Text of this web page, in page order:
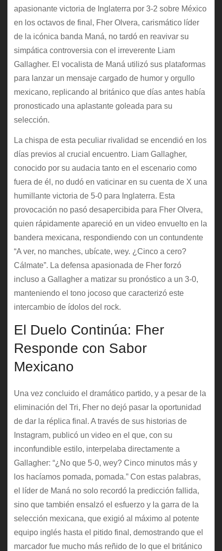
apasionante victoria de Inglaterra por 3-2 sobre México
en los octavos de final, Fher Olvera, carismático líder
de la icónica banda Maná, no tardó en reavivar su
simpática controversia con el irreverente Liam
Gallagher. El vocalista de Maná utilizó sus plataformas
para lanzar un mensaje cargado de humor y orgullo
mexicano, replicando al británico que días antes había
pronosticado una aplastante goleada para su
selección.
La chispa de esta peculiar rivalidad se encendió en los
días previos al crucial encuentro. Liam Gallagher,
conocido por su audacia tanto en el escenario como
fuera de él, no dudó en vaticinar en su cuenta de X una
humillante victoria de 5-0 para Inglaterra. Esta
provocación no pasó desapercibida para Fher Olvera,
quien rápidamente apareció en un video envuelto en la
bandera mexicana, respondiendo con un contundente
“A ver, no manches, ubícate, wey. ¿Cinco a cero?
Cálmate”. La defensa apasionada de Fher forzó
incluso a Gallagher a matizar su pronóstico a un 3-0,
manteniendo el tono jocoso que caracterizó este
intercambio de ídolos del rock.
El Duelo Continúa: Fher
Responde con Sabor
Mexicano
Una vez concluido el dramático partido, y a pesar de la
eliminación del Tri, Fher no dejó pasar la oportunidad
de dar la réplica final. A través de sus historias de
Instagram, publicó un video en el que, con su
inconfundible estilo, interpelaba directamente a
Gallagher: “¿No que 5-0, wey? Cinco minutos más y
los hacíamos pomada, pomada.” Con estas palabras,
el líder de Maná no solo recordó la predicción fallida,
sino que también ensalzó el esfuerzo y la garra de la
selección mexicana, que exigió al máximo al potente
equipo inglés hasta el pitido final, demostrando que el
marcador fue mucho más reñido de lo que el británico